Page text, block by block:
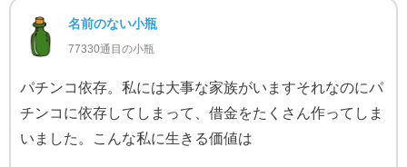
名前のない小瓶
77330通目の小瓶
パチンコ依存。私には大事な家族がいますそれなのにパ
チンコに依存してしまって、借金をたくさん作ってしま
いました。こんな私に生きる価値は